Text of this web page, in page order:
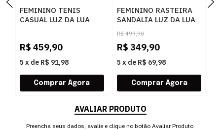
FEMININO TENIS
CASUAL LUZ DA LUA
AMENDOA OURO
R$ 459,90
5 x de R$ 91,98
FEMININO RASTEIRA
SANDALIA LUZ DA LUA
80270037 ATACAMA
PRETO
R$ 499,90
R$ 349,90
5 x de R$ 69,98
AVALIAR PRODUTO
Preencha seus dados, avalie e clique no botão Avaliar Produto.